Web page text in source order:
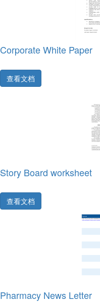
Corporate White Paper
查看文档
Story Board worksheet
查看文档
Pharmacy News Letter